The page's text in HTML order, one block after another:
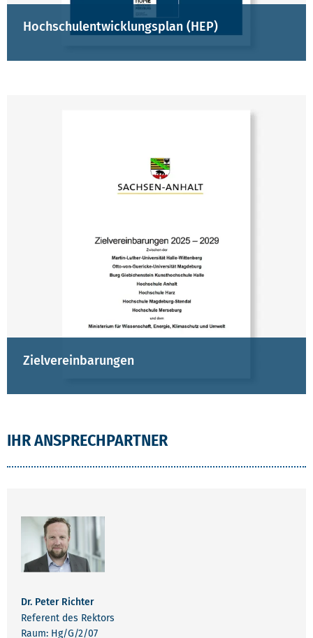
Hochschulentwicklungsplan (HEP)
Zielvereinbarungen
IHR ANSPRECHPARTNER
Dr. Peter Richter
Referent des Rektors
Raum: Hg/G/2/07